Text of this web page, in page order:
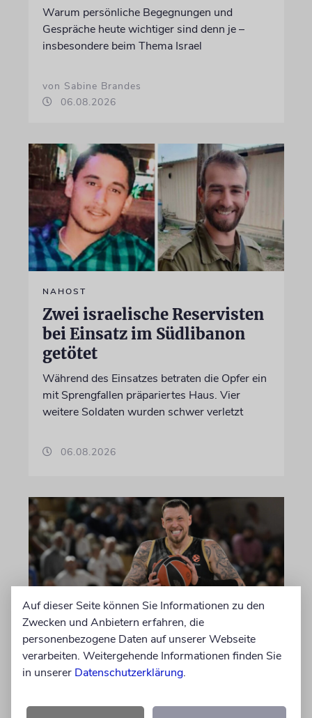
Warum persönliche Begegnungen und
Gespräche heute wichtiger sind denn je –
insbesondere beim Thema Israel
von Sabine Brandes
06.08.2026
NAHOST
Zwei israelische Reservisten
bei Einsatz im Südlibanon
getötet
Während des Einsatzes betraten die Opfer ein
mit Sprengfallen präpariertes Haus. Vier
weitere Soldaten wurden schwer verletzt
06.08.2026
BASKETBALL
Deutscher Weltmeister
Der frühere NBA-Star sollte eigentlich zum
Auf dieser Seite können Sie Informationen zu den
Zwecken und Anbietern erfahren, die
personenbezogene Daten auf unserer Webseite
verarbeiten. Weitergehende Informationen finden Sie
in unserer Datenschutzerklärung.